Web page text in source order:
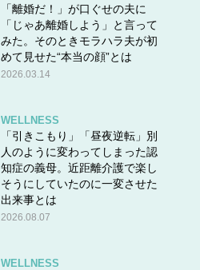
「離婚だ！」が口ぐせの夫に
「じゃあ離婚しよう」と言って
みた。そのときモラハラ夫が初
めて見せた“本当の顔”とは
2026.03.14
WELLNESS
「引きこもり」「昼夜逆転」別
人のように変わってしまった認
知症の義母。近距離介護で楽し
そうにしていたのに一変させた
出来事とは
2026.08.07
WELLNESS